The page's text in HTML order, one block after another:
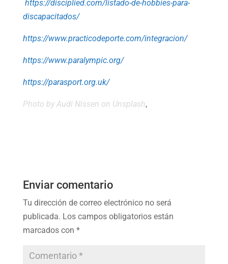
https://disciplied.com/listado-de-hobbies-para-
discapacitados/
https://www.practicodeporte.com/integracion/
https://www.paralympic.org/
https://parasport.org.uk/
Photo by Audi Nissen on Unsplash,
Enviar comentario
Tu dirección de correo electrónico no será
publicada. Los campos obligatorios están
marcados con *